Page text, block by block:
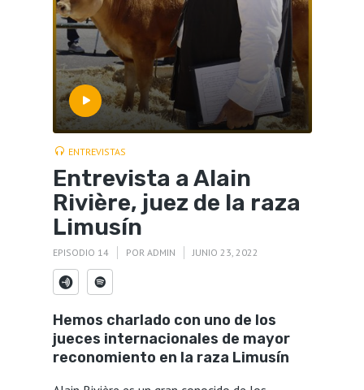
ENTREVISTAS
Entrevista a Alain
Rivière, juez de la raza
Limusín
EPISODIO 14 POR ADMIN JUNIO 23, 2022
Hemos charlado con uno de los
jueces internacionales de mayor
reconomiento en la raza Limusín